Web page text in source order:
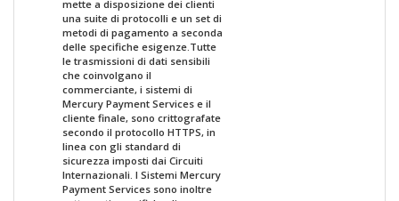
mette a disposizione dei clienti
una suite di protocolli e un set di
metodi di pagamento a seconda
delle specifiche esigenze.Tutte
le trasmissioni di dati sensibili
che coinvolgano il
commerciante, i sistemi di
Mercury Payment Services e il
cliente finale, sono crittografate
secondo il protocollo HTTPS, in
linea con gli standard di
sicurezza imposti dai Circuiti
Internazionali. I Sistemi Mercury
Payment Services sono inoltre